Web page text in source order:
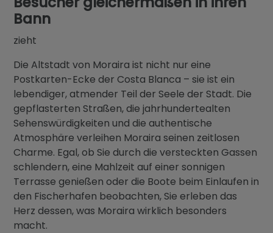
Bann
zieht
Die Altstadt von Moraira ist nicht nur eine
Postkarten-Ecke der Costa Blanca – sie ist ein
lebendiger, atmender Teil der Seele der Stadt. Die
gepflasterten Straßen, die jahrhundertealten
Sehenswürdigkeiten und die authentische
Atmosphäre verleihen Moraira seinen zeitlosen
Charme. Egal, ob Sie durch die versteckten Gassen
schlendern, eine Mahlzeit auf einer sonnigen
Terrasse genießen oder die Boote beim Einlaufen in
den Fischerhafen beobachten, Sie erleben das
Herz dessen, was Moraira wirklich besonders
macht.